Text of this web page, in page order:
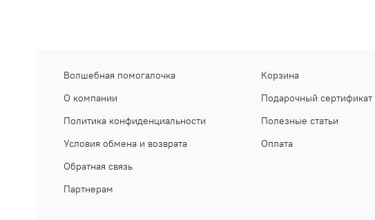
Волшебная помогалочка
О компании
Политика конфиденциальности
Условия обмена и возврата
Обратная связь
Партнерам
Корзина
Подарочный сертификат
Полезные статьи
Оплата